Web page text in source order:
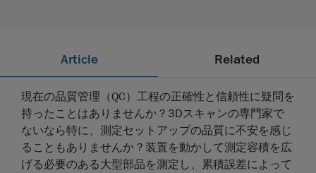
Article Related
現在の品質管理（QC）工程の正確性と信頼性に疑問を
持ったことはありませんか？3Dスキャンの専門家で
ないなら特に、測定セットアップの品質に不安を感じ
ることもありませんか？装置を動かして測定容積を広
げる必要のある大型部品を測定し、累積誤差によって